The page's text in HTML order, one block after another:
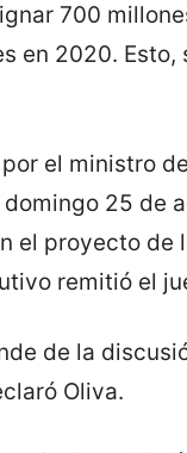
700
en 2020.
el ministro
25 de
el proyecto de
remitió el
de la
Oliva.